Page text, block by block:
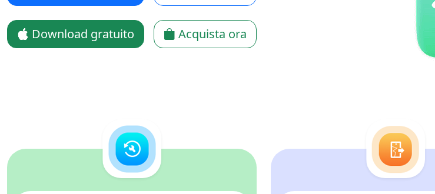
Download gratuito Acquista ora